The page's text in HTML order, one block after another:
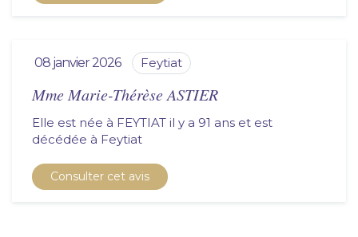
08 janvier 2026 feytiat
Mme Marie-Thérèse ASTIER
Elle est née à FEYTIAT il y a 91 ans et est
décédée à
feytiat
Consulter cet avis